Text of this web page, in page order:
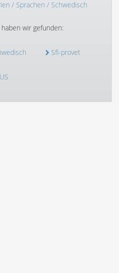
/ Sprachen / Schwedisch
wir gefunden:
Sfi-provet